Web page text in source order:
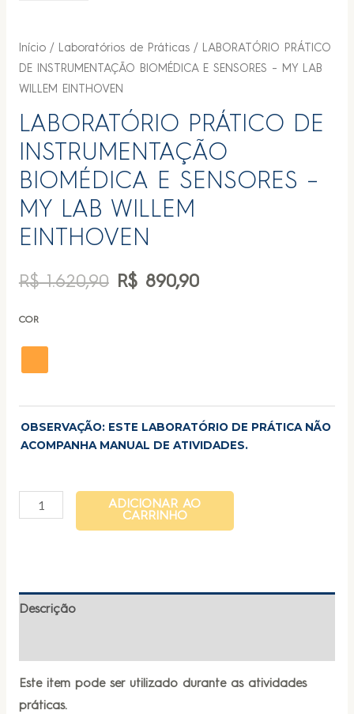
Início/ Laboratórios de Práticas/ LABORATÓRIO PRÁTICO
DE INSTRUMENTAÇÃO BIOMÉDICA E SENSORES – MY LAB
WILLEM EINTHOVEN
LABORATÓRIO PRÁTICO DE
INSTRUMENTAÇÃO
BIOMÉDICA E SENSORES –
MY LAB WILLEM
EINTHOVEN
R$1.620,90 R$890,90
COR
OBSERVAÇÃO: ESTE LABORATÓRIO DE PRÁTICA NÃO
ACOMPANHA MANUAL DE ATIVIDADES.
ADICIONAR AO
CARRINHO
Descrição
Este item pode ser utilizado durante as atividades
práticas.